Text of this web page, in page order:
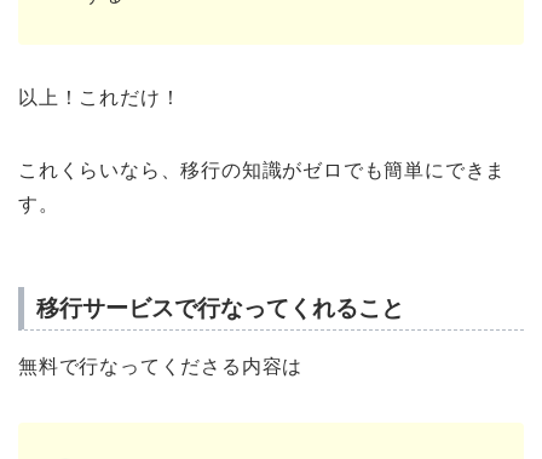
以上！これだけ！
これくらいなら、移行の知識がゼロでも簡単にできま
す。
移行サービスで行なってくれること
無料で行なってくださる内容は